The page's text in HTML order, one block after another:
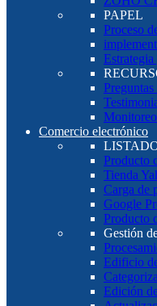
PAPEL
Proceso
Comercio electrónico
Producto
Tienda
Carga de
Google
Producto
Gestión
Edificio
Edición